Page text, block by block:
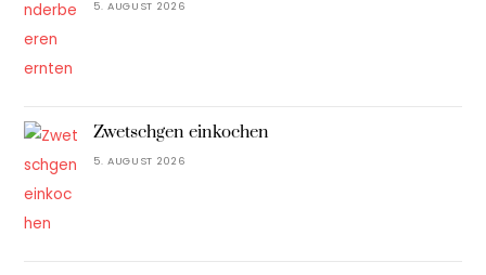
5. AUGUST 2026
Zwetschgen einkochen
5. AUGUST 2026